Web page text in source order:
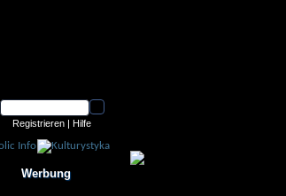
Registrieren| Hilfe
Werbung